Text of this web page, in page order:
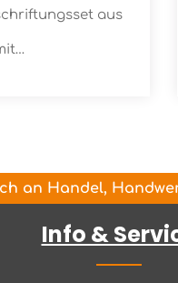
aus
Rückstandsfrei
an Handel,
Info &